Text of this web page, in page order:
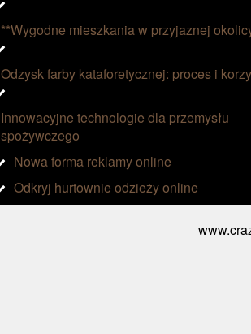
**Wygodne mieszkania w przyjaznej
Odzysk farby kataforetycznej: proces i
Innowacyjne technologie dla przemysłu
spożywczego
Nowa forma reklamy online
Odkryj hurtownie odzieży online